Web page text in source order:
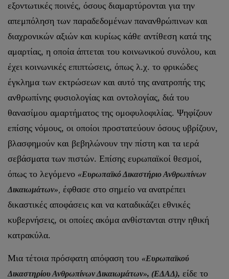
εξοντωτικές ποινές, όσους διαμαρτύρονται για την
απεμπόληση των παραδεδομένων πανανθρώπινων και
διαχρονικών αξιών και κυρίως κάθε αντίθεση κατά της
αμαρτίας, η οποία άπτεται του κοινωνικού συνόλου, και
έχει κοινωνικές επιπτώσεις, όπως λ.χ. το φρικώδες
έγκλημα των εκτρώσεων και αυτό της ανατροπής της
ανθρωπίνης φυσιολογίας και οντολογίας, διά του
θανασίμου αμαρτήματος της ομοφυλοφιλίας. Ψηφίζουν
επίσης νόμους, οι οποίοι προστατεύουν όσους υβρίζουν,
βλασφημούν και βεβηλώνουν την πίστη και τα ιερά
σεβάσματα των πιστών. Επίσης ευρωπαϊκοί θεσμοί,
όπως το λεγόμενο «Ευρωπαϊκό Δικαστήριο Ανθρωπίνων
Δικαιωμάτων» έφθασε στο σημείο να ανατρέπει
δικαστικές αποφάσεις και να καταδικάζει εθνικές
κυβερνήσεις, οι οποίες ακόμα ανθίστανται στην ηθική
κατρακύλα.
Μια τέτοια πρόσφατη απόφαση του «Ευρωπαϊκού
Δικαστηρίου Ανθρωπίνων Δικαιωμάτων», (ΕΔΑΔ), είδε το